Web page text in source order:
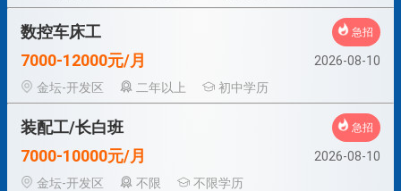
数控车床工 急招
7000-12000元/月
2026-08-10
金坛-开发区
二年以上 初中学历
装配工/长白班 急招
7000-10000元/月
2026-08-10
金坛-开发区
不限 不限学历